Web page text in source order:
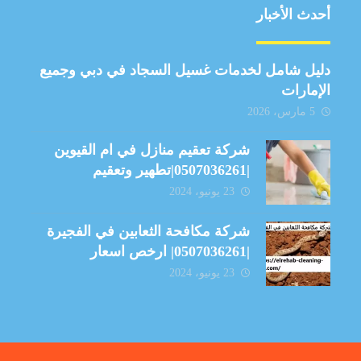
أحدث الأخبار
دليل شامل لخدمات غسيل السجاد في دبي وجميع
الإمارات
5 مارس، 2026
شركة تعقيم منازل في ام القيوين
|0507036261|تطهير وتعقيم
23 يونيو، 2024
شركة مكافحة الثعابين في الفجيرة
|0507036261| ارخص اسعار
23 يونيو، 2024